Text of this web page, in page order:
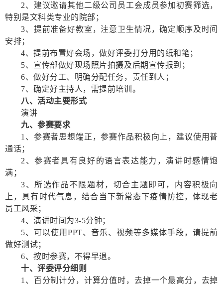
2、建议邀请其他二级公司员工会成员参加初赛筛选，
特别是文科类专业的院部；
3、提前准备好教室，注意卫生情况，确定顺序及时间
安排；
4、提前布置好会场，做好评委打分用的纸和笔；
5、宣传部做好现场照片拍摄及后期宣传报到；
6、做好分工、明确分配任务，责任到人；
7、确定好主持人，需提前培训。
八、活动主要形式
演讲
九、参赛要求
1、参赛者思想端正，参赛作品积极向上，建议使用普
通话；
2、参赛者具有良好的语言表达能力，演讲时感情饱
满；
3、所选作品不限题材，切合主题即可，内容积极向
上，具有时代气息，结合当下新常态下疫情防控，体现老
员工风采；
4、演讲时间为3-5分钟；
5、可以使用PPT、音乐、视频等多媒体手段，请提前
做好测试；
6、按时参赛，不得早退。
十、评委评分细则
1、百分制计分，计算分值时，去掉一个最高分，去掉